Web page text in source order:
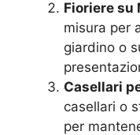
Fioriere su
misura per
giardino o
Casellari
casellari o
per